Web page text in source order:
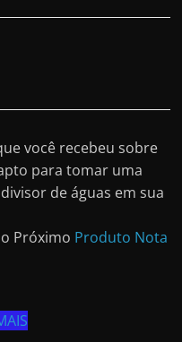
você recebeu sobre
para tomar uma
de águas em sua
Próximo Produto Nota